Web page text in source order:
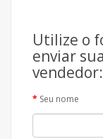
Utilize o
enviar
vendedor:
Seu nome